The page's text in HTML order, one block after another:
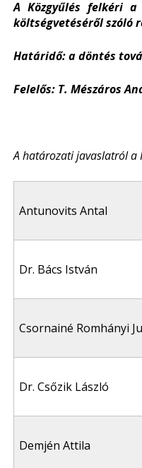
A Közgyűlés felkéri
költségvetéséről szóló
Határidő: a döntés
Felelős: T. Mészáros
A határozati javaslatról a
Antunovits Antal
Dr. Bács István
Csornainé Romhányi
Dr. Csőzik László
Demjén Attila